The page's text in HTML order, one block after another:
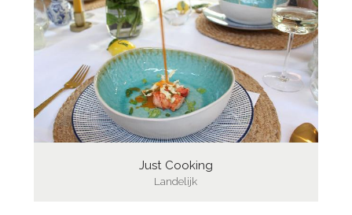
Just Cooking
Landelijk